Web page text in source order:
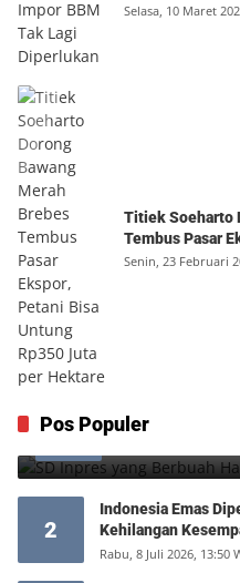
Selasa, 10 Maret
Titiek Soeharto
Tembus Pasar
Juta per Hektare
Senin, 23 Februari
Pos Populer
1 SD Inpres yang
2
Indonesia Emas
Kehilangan
Rabu, 8 Juli 2026, 13:50